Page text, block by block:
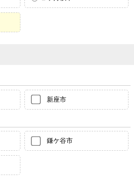
新座市
鎌ケ谷市